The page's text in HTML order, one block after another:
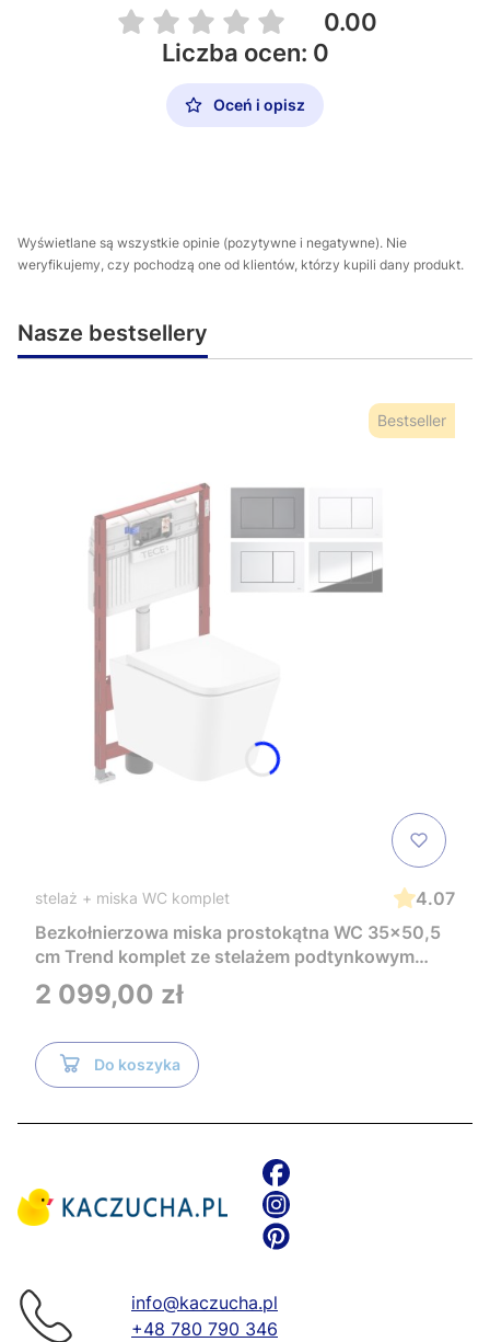
0.00
Liczba ocen: 0
Oceń i opisz
Wyświetlane są wszystkie opinie (pozytywne i negatywne). Nie
weryfikujemy, czy pochodzą one od klientów, którzy kupili dany produkt.
Nasze bestsellery
Bestseller
stelaż + miska WC komplet
4.07
Bezkołnierzowa miska prostokątna WC 35x50,5
cm Trend komplet ze stelażem podtynkowym
Tece i czarnym przyciskiem TeceNow
TR2216+Tece
Cena
2 099,00 zł
Do koszyka
info@kaczucha.pl
+48 780 790 346